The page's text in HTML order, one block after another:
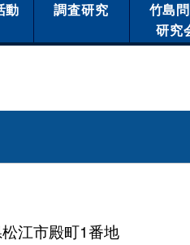
へ渡海の儀、類年の如く渡海然るべくと
火事出来、私宅類焼を遁れ、手前家内無
動 調査研究
竹島
研究
江市殿町1番地